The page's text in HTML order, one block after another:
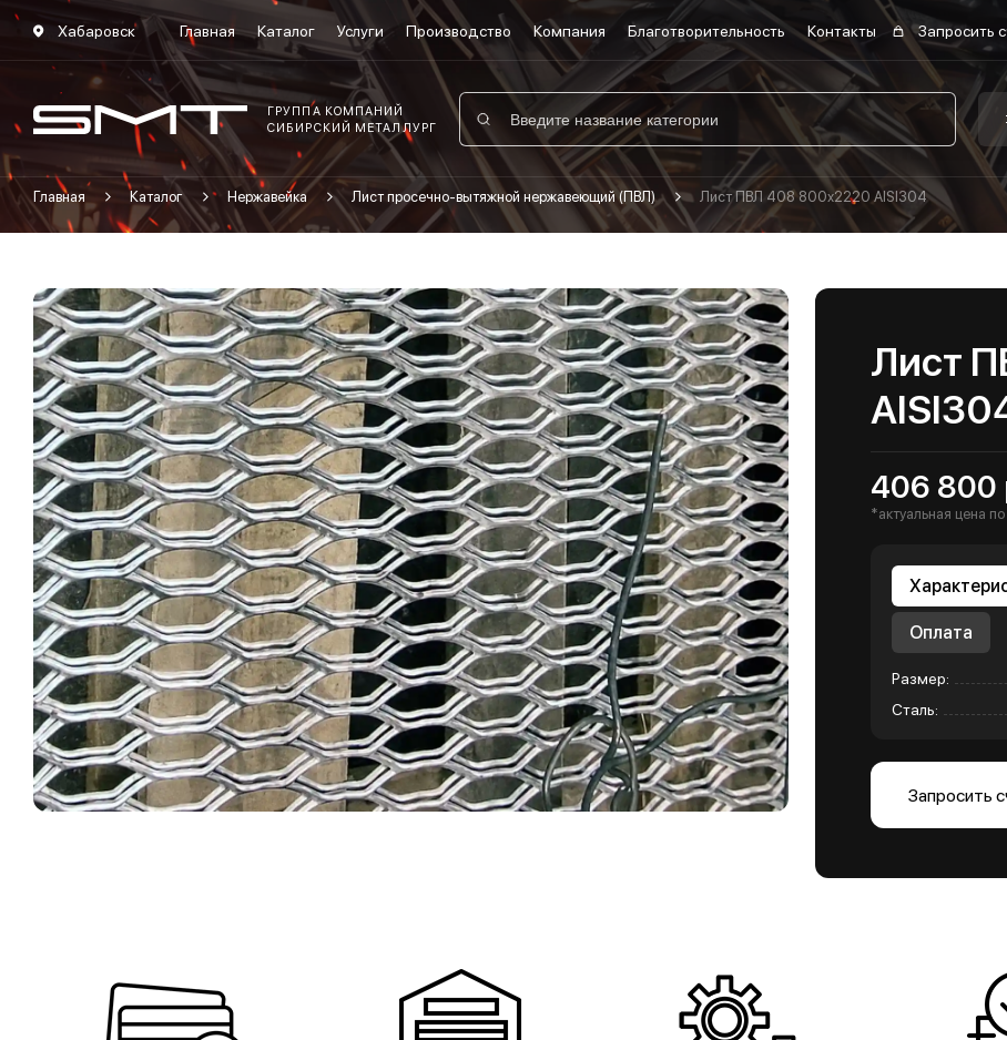
Хабаровск Главная Каталог Услуги Производство Компания Благотворительность Контакты Запросить
ГРУППА КОМПАНИЙ
СИБИРСКИЙ МЕТАЛЛУРГ
Главная Каталог Нержавейка Лист просечно-вытяжной нержавеющий (ПВЛ) Лист ПВЛ 408 800х2220 AISI304
Лист
406 800
*актуальная цена по
Оплата
Размер:
Сталь:
Запросить